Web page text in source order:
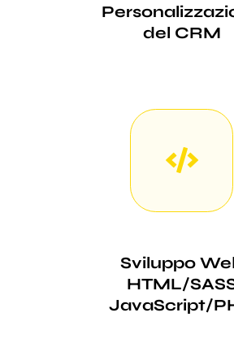
del CRM
Sviluppo
HTML/
JavaScript/